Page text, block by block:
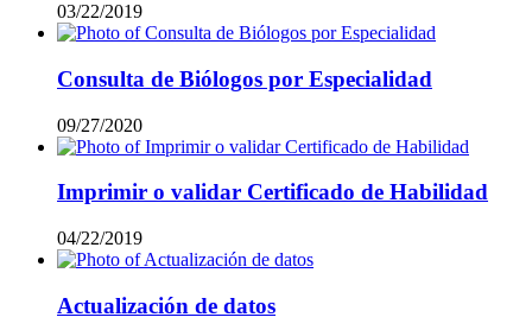
03/22/2019
Consulta de Biólogos por Especialidad
09/27/2020
Imprimir o validar Certificado de Habilidad
04/22/2019
Actualización de datos